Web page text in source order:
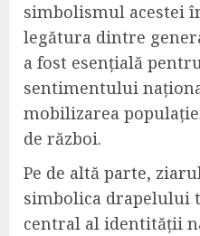
simbolismul acestei
legătura dintre
a fost esențială
sentimentului
mobilizarea
de război.
Pe de altă parte,
simbolica drapelului
central al identității